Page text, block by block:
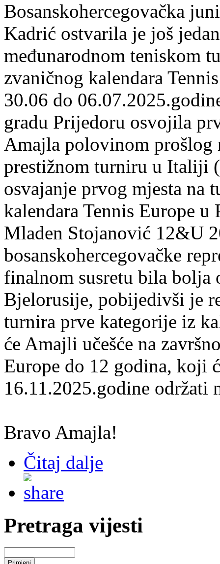
Bosanskohercegovačka
Kadrić ostvarila je još
međunarodnom teniskom
zvaničnog kalendara
30.06 do
gradu Prijedoru osvojila
Amajla polovinom prošlog
prestižnom turniru u Italiji
osvajanje prvog mjesta na
kalendara Tennis Europe
Mladen Stojanović 12&U
bosanskohercegovačke
finalnom susretu bila bolja
Bjelorusije, pobijedivši je
turnira prve kategorije iz
će Amajli učešće na
Europe do 12 godina, koji
16.11.2025.godine održati
Bravo Amajla!
Čitaj dalje
Pretraga vijesti